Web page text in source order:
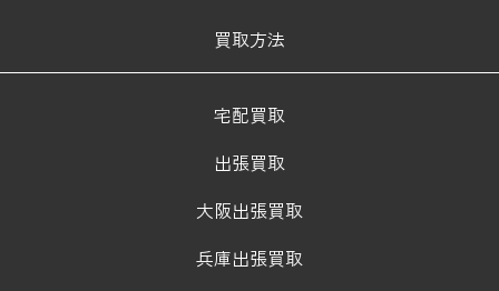
買取方法
宅配買取
出張買取
大阪出張買取
兵庫出張買取